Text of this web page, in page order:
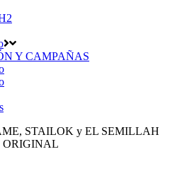
Y CAMPAÑAS
STAILOK y EL SEMILLAH
ORIGINAL